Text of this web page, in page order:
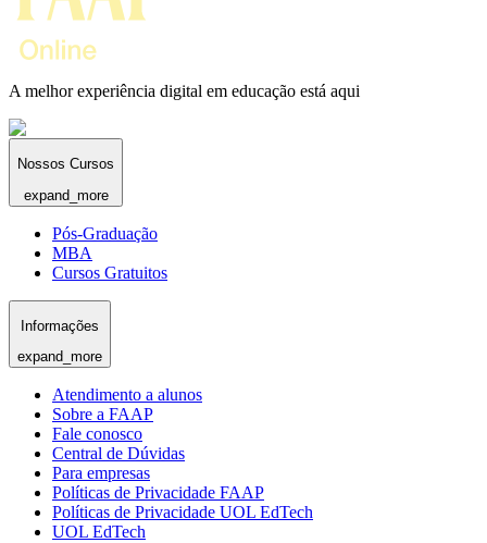
A melhor experiência digital em educação está aqui
Nossos Cursos
expand_more
Pós-Graduação
MBA
Cursos Gratuitos
Informações
expand_more
Atendimento a alunos
Sobre a FAAP
Fale conosco
Central de Dúvidas
Para empresas
Políticas de Privacidade FAAP
Políticas de Privacidade UOL EdTech
UOL EdTech